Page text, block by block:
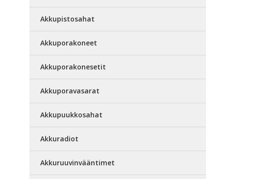
Akkupistosahat
Akkuporakoneet
Akkuporakonesetit
Akkuporavasarat
Akkupuukkosahat
Akkuradiot
Akkuruuvinvääntimet